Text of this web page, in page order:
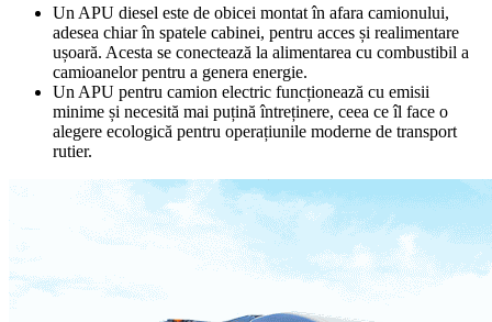
Un APU diesel este de obicei montat în afara camionului,
adesea chiar în spatele cabinei, pentru acces și realimentare
ușoară. Acesta se conectează la alimentarea cu combustibil a
camioanelor pentru a genera energie.
Un APU pentru camion electric funcționează cu emisii
minime și necesită mai puțină întreținere, ceea ce îl face o
alegere ecologică pentru operațiunile moderne de transport
rutier.